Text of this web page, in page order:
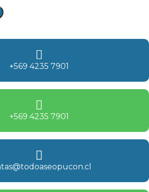
+569 4235 7901
+569 4235 7901